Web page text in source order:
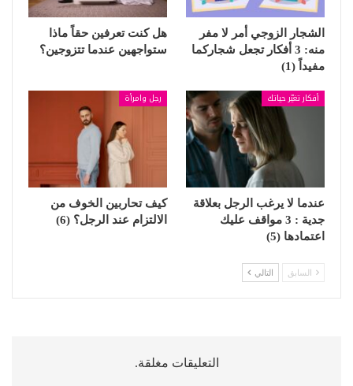
الشجار الزوجي أمر لا مفر
منه: 3 أفكار تجعل شجاركما
مفيداً (1)
هل كنت تعرفين حقاً ماذا
ستواجهين عندما تتزوجين؟
أفكار تغيّر حياتك
عندما لا يرغب الرجل بعلاقة
جدية : 3 مواقف عليك
اعتمادها (5)
رجل وامرأة
كيف تحاربين الخوف من
الالتزام عند الرجل؟ (6)
السابق التالي
التعليقات مغلقة.